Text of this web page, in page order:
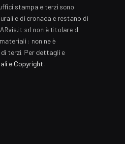
stampa e terzi sono
e di cronaca e restano di
srl non è titolare di
: non ne è
terzi. Per dettagli e
e Copyright.